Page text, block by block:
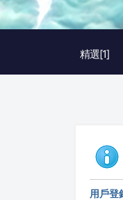
精選[1]
用戶登